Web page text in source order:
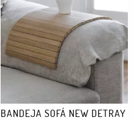
BANDEJA SOFÁ NEW DETRAY